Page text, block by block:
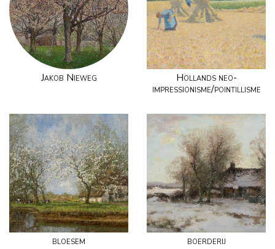
Jakob Nieweg
Hollands neo-
impressionisme/pointillisme
bloesem boerderij